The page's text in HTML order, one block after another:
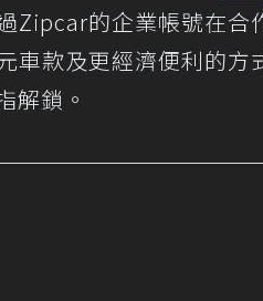
Zipcar的企業帳號在合
車款及更經濟便利的方
解鎖。